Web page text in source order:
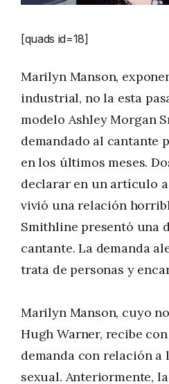
[quads id=18]
Marilyn Manson,
industrial, no la esta
modelo Ashley Morgan
demandado al cantante
en los últimos meses.
declarar en un artículo a
vivió una relación
Smithline presentó una
cantante. La demanda
trata de personas y
Marilyn Manson, cuyo
Hugh Warner, recibe
demanda con relación a
sexual. Anteriormente,